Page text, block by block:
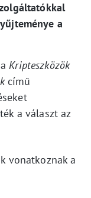
a
aKripteszközök
című
a választ az
vonatkoznak a